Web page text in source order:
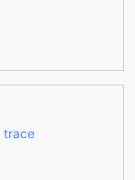
trace